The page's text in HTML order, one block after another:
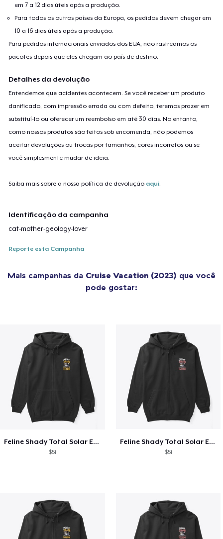
em 7 a 12 dias úteis após a produção.
Para todos os outros países da Europa, os pedidos devem chegar em
10 a 16 dias úteis após a produção.
Para pedidos internacionais enviados dos EUA, não rastreamos os
pacotes depois que eles chegam ao país de destino.
Detalhes da devolução
Entendemos que acidentes acontecem. Se você receber um produto
danificado, com impressão errada ou com defeito, teremos prazer em
substituí-lo ou oferecer um reembolso em até 30 dias. No entanto,
como nossos produtos são feitos sob encomenda, não podemos
aceitar devoluções ou trocas por tamanhos, cores incorretos ou se
você simplesmente mudar de ideia.
Saiba mais sobre a nossa política de devolução aqui.
Identificação da campanha
cat-mother-geology-lover
Reporte esta Campanha
Mais campanhas da Cruise Vacation (2023) que você
pode gostar:
Feline Shady Total Solar Eclipse Texas
$51
Feline Shady Total Solar Eclipse Tijuana
$51